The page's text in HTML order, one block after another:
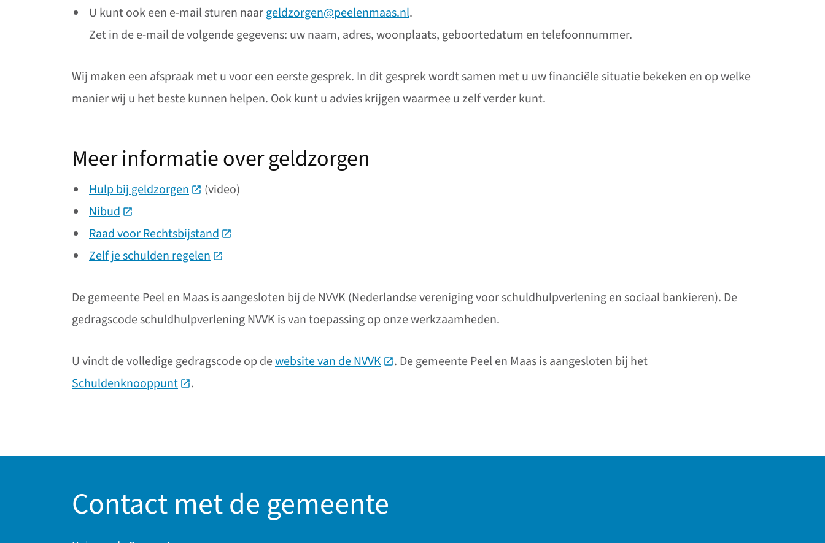
U kunt ook een e-mail sturen naargeldzorgen@peelenmaas.nl.
Zet in de e-mail de volgende gegevens: uw naam, adres, woonplaats, geboortedatum en telefoonnummer.
Wij maken een afspraak met u voor een eerste gesprek. In dit gesprek wordt samen met u uw financiële situatie bekeken en op welke
manier wij u het beste kunnen helpen. Ook kunt u advies krijgen waarmee u zelf verder kunt.
Meer informatie over geldzorgen
Hulp bij geldzorgen(Deze link gaat naar een externe website)
(video)
Nibud(Deze link gaat naar een externe website)
Raad voor Rechtsbijstand(Deze link gaat naar een externe website)
Zelf je schulden regelen(Deze link gaat naar een externe website)
De gemeente Peel en Maas is aangesloten bij de NVVK (Nederlandse vereniging voor schuldhulpverlening en sociaal bankieren). De
gedragscode schuldhulpverlening NVVK is van toepassing op onze werkzaamheden.
U vindt de volledige gedragscode op dewebsite van de NVVK(Deze link gaat naar een externe website)
. De gemeente Peel en Maas is aangesloten bij het
Schuldenknooppunt(Deze link gaat naar een externe website)
.
Contact met de gemeente